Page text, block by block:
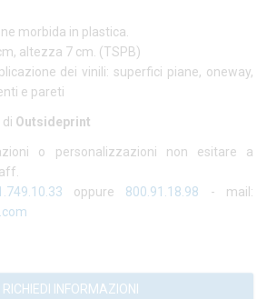
morbida in plastica.
altezza 7 cm. (TSPB)
dei vinili: superfici piane, oneway,
e pareti
Outsideprint
o personalizzazioni non esitare a
oppure 800.91.18.98 - mail:
RICHIEDI INFORMAZIONI